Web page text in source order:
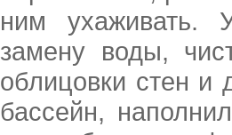
ним ухаживать.
замену воды,
облицовки стен и
бассейн,